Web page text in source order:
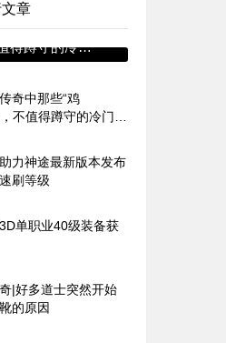
章
中那些“鸡
得蹲守的冷门
点
奇中那些“鸡
不值得蹲守的冷门怪
力神途最新版本发布
刷等级
单职业40级装备获
|好多道士突然开始
的原因